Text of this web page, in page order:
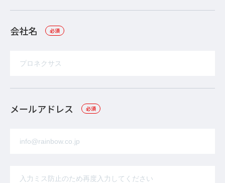
会社名 必須
メールアドレス 必須